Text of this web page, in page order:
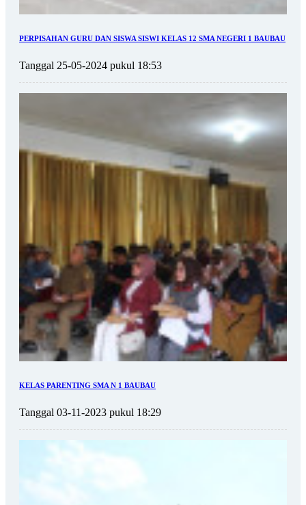
PERPISAHAN GURU DAN SISWA SISWI KELAS 12 SMA NEGERI 1 BAUBAU
Tanggal 25-05-2024 pukul 18:53
KELAS PARENTING SMA N 1 BAUBAU
Tanggal 03-11-2023 pukul 18:29